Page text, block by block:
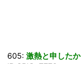
605: 激熱と申したか